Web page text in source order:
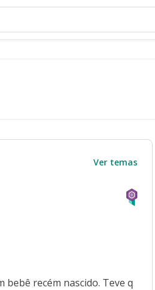
Ver temas
recém nascido. Teve q